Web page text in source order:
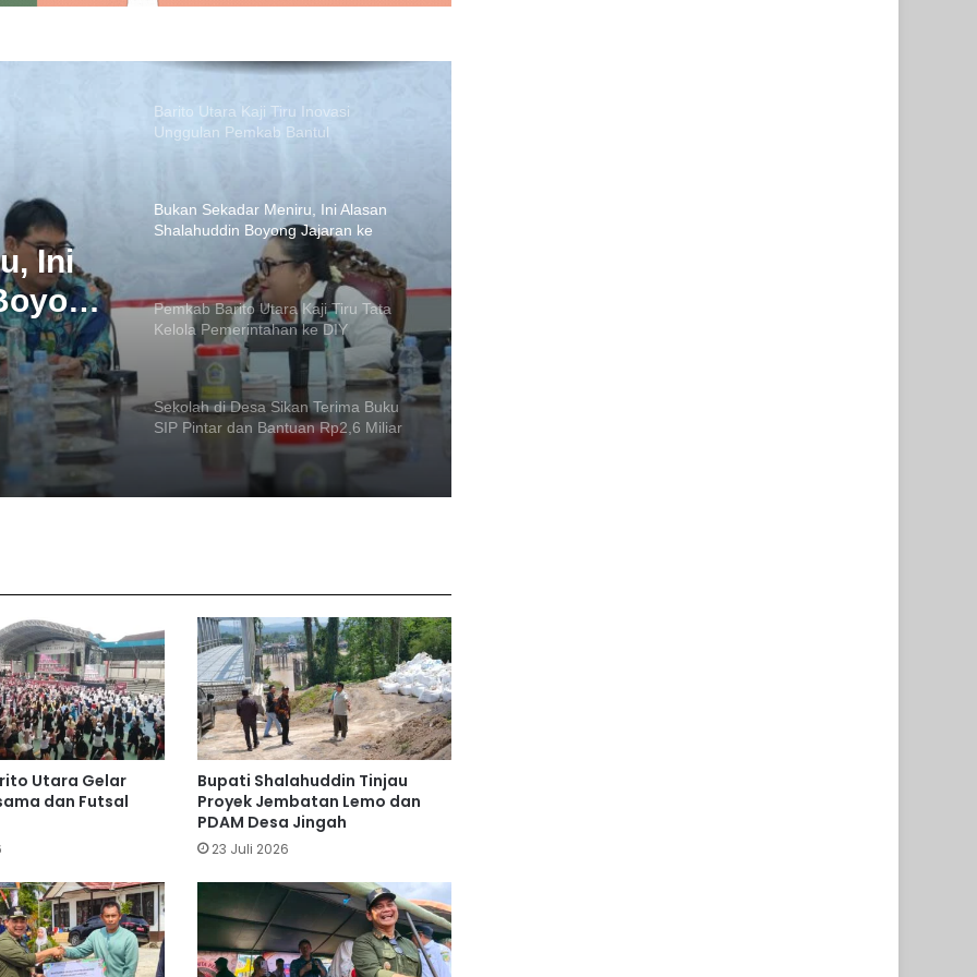
Ini
Bukan Sekadar Meniru, Ini Alasan
Shalahuddin Boyong Jajaran ke
Pemkab Barito Utara Kaji Tiru Tata
Kelola Pemerintahan ke DIY
Sekolah di Desa Sikan Terima Buku
SIP Pintar dan Bantuan Rp2,6 Miliar
Barito Utara Sinergi dengan BNPB
Cegah Asap
Instruksikan Langkah Cepat Jamin
Pasokan Air PDAM
Program SIP Pintar Barito Utara
Sentuh Anak Kota hingga Pedalaman
Kapan Pemadaman Listrik di Barito
Utara Berakhir? Ini Penjelasan PLN
Buka MTQH, Bupati Shalahuddin
Tekankan Nilai-Nilai Al-Quran
Utara Gelar
dan Futsal
Bupati Shalahuddin Tinjau
Proyek Jembatan Lemo dan
PDAM Desa Jingah
23 Juli 2026